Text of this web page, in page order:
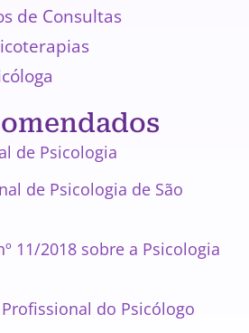
de Consultas
de Psicologia
de Psicologia de São
11/2018 sobre a Psicologia
do Psicólogo